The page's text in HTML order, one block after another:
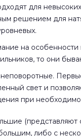
для
решением для
на особенности
то они
свет и
при
(представляют
либо с